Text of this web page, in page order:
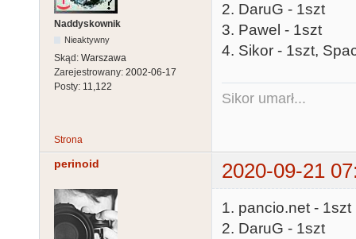
Naddyskownik
Nieaktywny
Skąd: Warszawa
Zarejestrowany: 2002-06-17
Posty: 11,122
2. DaruG - 1szt
3. Pawel - 1szt
4. Sikor - 1szt,
Sikor umarł...
Strona
perinoid 2020-09-21
1. pancio.net - 1szt
2. DaruG - 1szt